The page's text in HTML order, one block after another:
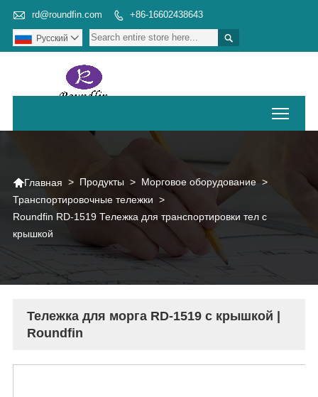
 rd@roundfin.com  +86-16602438643

Pусский 
Главная > Продукты > Морговое оборудование >
Транспортировочные тележки >
Roundfin RD-1519 Тележка для транспортировки тел с
крышкой
Тележка для морга RD-1519 с крышкой |
Roundfin